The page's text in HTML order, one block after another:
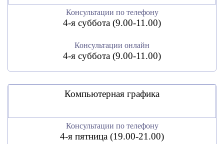
Консультации по телефону
4-я суббота (9.00-11.00)
Консультации онлайн
4-я суббота (9.00-11.00)
Компьютерная графика
Консультации по телефону
4-я пятница (19.00-21.00)